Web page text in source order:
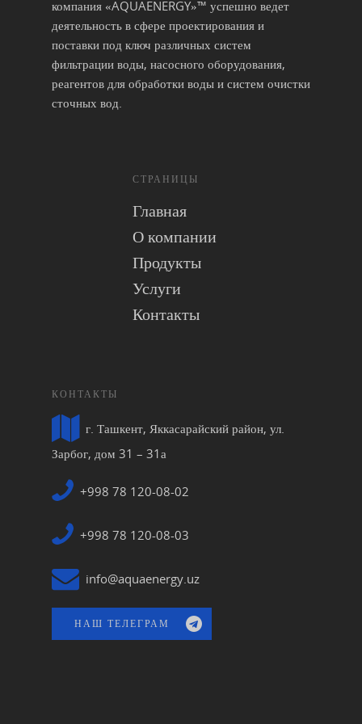
компания «AQUAENERGY»™ успешно ведет
деятельность в сфере проектирования и
поставки под ключ различных систем
фильтрации воды, насосного оборудования,
реагентов для обработки воды и систем очистки
сточных вод.
СТРАНИЦЫ
Главная
О компании
Продукты
Услуги
Контакты
КОНТАКТЫ
г. Ташкент, Яккасарайский район, ул.
Зарбог, дом 31 – 31а
+998 78 120-08-02
+998 78 120-08-03
info@aquaenergy.uz
НАШ ТЕЛЕГРАМ